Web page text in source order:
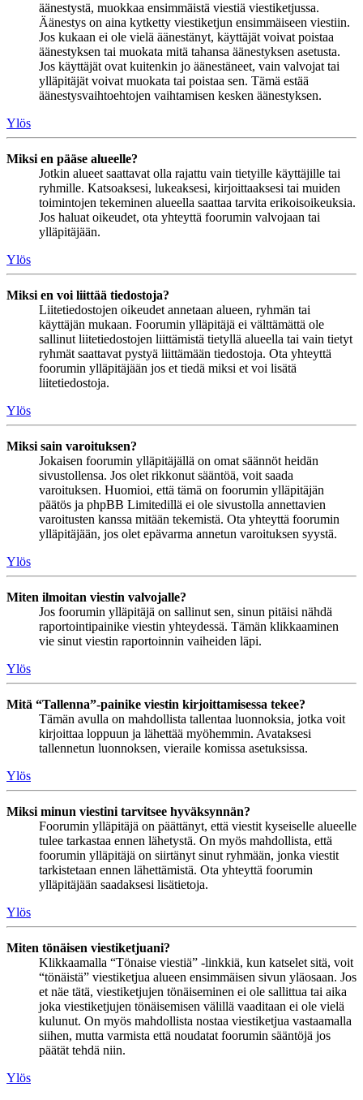
äänestystä, muokkaa ensimmäistä viestiä viestiketjussa.
Äänestys on aina kytketty viestiketjun ensimmäiseen viestiin.
Jos kukaan ei ole vielä äänestänyt, käyttäjät voivat poistaa
äänestyksen tai muokata mitä tahansa äänestyksen asetusta.
Jos käyttäjät ovat kuitenkin jo äänestäneet, vain valvojat tai
ylläpitäjät voivat muokata tai poistaa sen. Tämä estää
äänestysvaihtoehtojen vaihtamisen kesken äänestyksen.
Ylös
Miksi en pääse alueelle?
Jotkin alueet saattavat olla rajattu vain tietyille käyttäjille tai
ryhmille. Katsoaksesi, lukeaksesi, kirjoittaaksesi tai muiden
toimintojen tekeminen alueella saattaa tarvita erikoisoikeuksia.
Jos haluat oikeudet, ota yhteyttä foorumin valvojaan tai
ylläpitäjään.
Ylös
Miksi en voi liittää tiedostoja?
Liitetiedostojen oikeudet annetaan alueen, ryhmän tai
käyttäjän mukaan. Foorumin ylläpitäjä ei välttämättä ole
sallinut liitetiedostojen liittämistä tietyllä alueella tai vain tietyt
ryhmät saattavat pystyä liittämään tiedostoja. Ota yhteyttä
foorumin ylläpitäjään jos et tiedä miksi et voi lisätä
liitetiedostoja.
Ylös
Miksi sain varoituksen?
Jokaisen foorumin ylläpitäjällä on omat säännöt heidän
sivustollensa. Jos olet rikkonut sääntöä, voit saada
varoituksen. Huomioi, että tämä on foorumin ylläpitäjän
päätös ja phpBB Limitedillä ei ole sivustolla annettavien
varoitusten kanssa mitään tekemistä. Ota yhteyttä foorumin
ylläpitäjään, jos olet epävarma annetun varoituksen syystä.
Ylös
Miten ilmoitan viestin valvojalle?
Jos foorumin ylläpitäjä on sallinut sen, sinun pitäisi nähdä
raportointipainike viestin yhteydessä. Tämän klikkaaminen
vie sinut viestin raportoinnin vaiheiden läpi.
Ylös
Mitä “Tallenna”-painike viestin kirjoittamisessa tekee?
Tämän avulla on mahdollista tallentaa luonnoksia, jotka voit
kirjoittaa loppuun ja lähettää myöhemmin. Avataksesi
tallennetun luonnoksen, vieraile komissa asetuksissa.
Ylös
Miksi minun viestini tarvitsee hyväksynnän?
Foorumin ylläpitäjä on päättänyt, että viestit kyseiselle alueelle
tulee tarkastaa ennen lähetystä. On myös mahdollista, että
foorumin ylläpitäjä on siirtänyt sinut ryhmään, jonka viestit
tarkistetaan ennen lähettämistä. Ota yhteyttä foorumin
ylläpitäjään saadaksesi lisätietoja.
Ylös
Miten tönäisen viestiketjuani?
Klikkaamalla “Tönaise viestiä” -linkkiä, kun katselet sitä, voit
“tönäistä” viestiketjua alueen ensimmäisen sivun yläosaan. Jos
et näe tätä, viestiketjujen tönäiseminen ei ole sallittua tai aika
joka viestiketjujen tönäisemisen välillä vaaditaan ei ole vielä
kulunut. On myös mahdollista nostaa viestiketjua vastaamalla
siihen, mutta varmista että noudatat foorumin sääntöjä jos
päätät tehdä niin.
Ylös